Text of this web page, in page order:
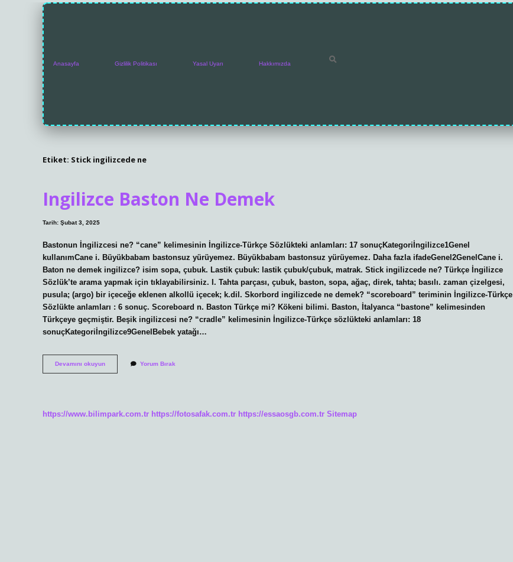
Anasayfa Gizlilik Politikası Yasal Uyarı Hakkımızda
Etiket: Stick ingilizcede ne
Ingilizce Baston Ne Demek
Tarih: Şubat 3, 2025
Bastonun İngilizcesi ne? “cane” kelimesinin İngilizce-Türkçe Sözlükteki anlamları: 17 sonuçKategoriİngilizce1Genel
kullanımCane i. Büyükbabam bastonsuz yürüyemez. Büyükbabam bastonsuz yürüyemez. Daha fazla ifadeGenel2GenelCane i.
Baton ne demek ingilizce? isim sopa, çubuk. Lastik çubuk: lastik çubuk/çubuk, matrak. Stick ingilizcede ne? Türkçe İngilizce
Sözlük’te arama yapmak için tıklayabilirsiniz. I. Tahta parçası, çubuk, baston, sopa, ağaç, direk, tahta; basılı. zaman çizelgesi,
pusula; (argo) bir içeceğe eklenen alkollü içecek; k.dil. Skorbord ingilizcede ne demek? “scoreboard” teriminin İngilizce-Türkçe
Sözlükte anlamları : 6 sonuç. Scoreboard n. Baston Türkçe mi? Kökeni bilimi. Baston, İtalyanca “bastone” kelimesinden
Türkçeye geçmiştir. Beşik ingilizcesi ne? “cradle” kelimesinin İngilizce-Türkçe sözlükteki anlamları: 18
sonuçKategoriİngilizce9GenelBebek yatağı…
Devamını okuyunIngilizce
Baston
Yorum Bırak
https://www.bilimpark.com.tr https://fotosafak.com.tr https://essaosgb.com.tr Sitemap